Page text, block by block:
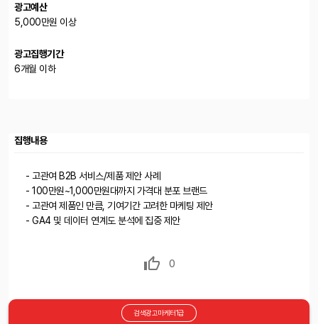
광고예산
5,000만원 이상
광고집행기간
6개월 이하
집행내용
- 고관여 B2B 서비스/제품 제안 사례
- 100만원~1,000만원대까지 가격대 분포 브랜드
- 고관여 제품인 만큼, 기여기간 고려한 마케팅 제안
- GA4 및 데이터 연계도 분석에 집중 제안
0
검색광고마케터1급